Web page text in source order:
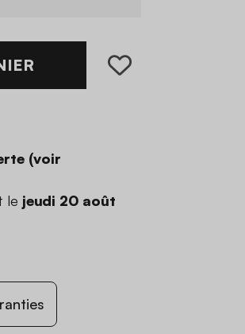
(voir
le jeudi 20 août